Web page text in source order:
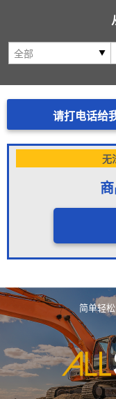
请打电话给
无
简单轻